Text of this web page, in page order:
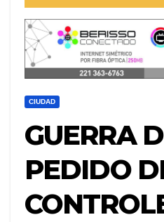
CIUDAD
GUERRA
PEDIDO